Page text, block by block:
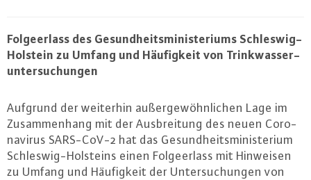
Fol­ge­er­lass des Ge­sund­heits­mi­nis­te­ri­ums Schles­wig-
Hol­stein zu Umfang und Häu­fig­keit von Trink­was­ser­
un­ter­su­chun­gen
Aufgrund der weiterhin au­ßer­ge­wöhn­li­chen Lage im
Zu­sam­men­hang mit der Aus­brei­tung des neuen Co­ro­
na­vi­rus SARS-CoV-2 hat das Ge­sund­heits­mi­nis­te­ri­um
Schles­wig-Hol­steins einen Fol­ge­er­lass mit Hinweisen
zu Umfang und Häu­fig­keit der Un­ter­su­chun­gen von